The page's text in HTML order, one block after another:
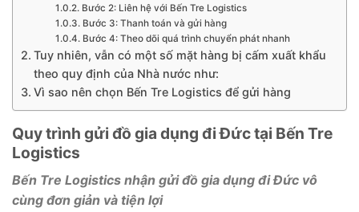
Bước 2: Liên hệ với Bến Tre Logistics
Bước 3: Thanh toán và gửi hàng
Bước 4: Theo dõi quá trình chuyển phát nhanh
Tuy nhiên, vẫn có một số mặt hàng bị cấm xuất khẩu
theo quy định của Nhà nước như:
Vì sao nên chọn Bến Tre Logistics để gửi hàng
Quy trình gửi đồ gia dụng đi Đức tại Bến Tre
Logistics
Bến Tre Logistics nhận gửi đồ gia dụng đi Đức vô
cùng đơn giản và tiện lợi